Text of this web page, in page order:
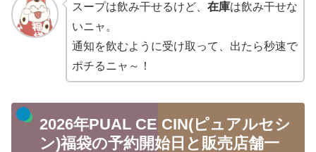
スープは飲み干せるけど、 在庫は飲み干せな
いニャ。
通知を飲むように受け取って、出たら秒速で
ポチるニャ～！
2026年PUAL CE CIN(ピュアルセシ
ン)福袋の予約開始日と販売店舗一